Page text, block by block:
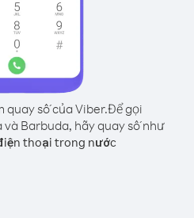
quay số của Viber.Để gọi
Barbuda, hãy quay số như
thoại trong nước